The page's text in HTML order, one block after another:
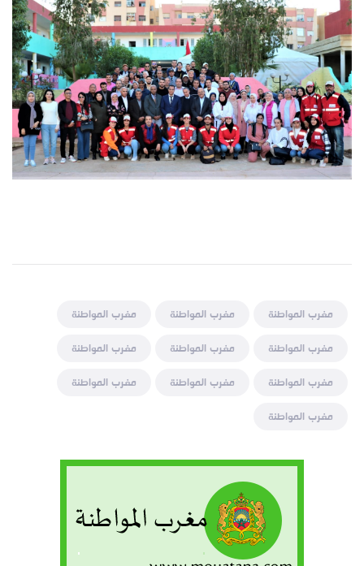
مغرب المواطنة مغرب المواطنة
مغرب المواطنة
مغرب المواطنة
مغرب المواطنة
مغرب المواطنة
مغرب المواطنة
مغرب المواطنة
مغرب المواطنة
مغرب المواطنة